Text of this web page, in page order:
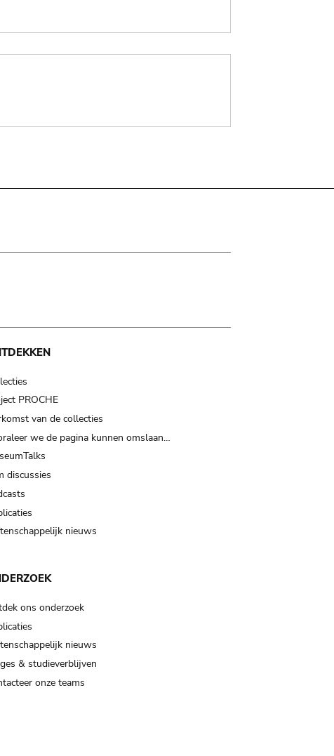
PROCHE
van de collecties
we de pagina kunnen omslaan…
discussies
nieuws
ons onderzoek
nieuws
& studieverblijven
onze teams